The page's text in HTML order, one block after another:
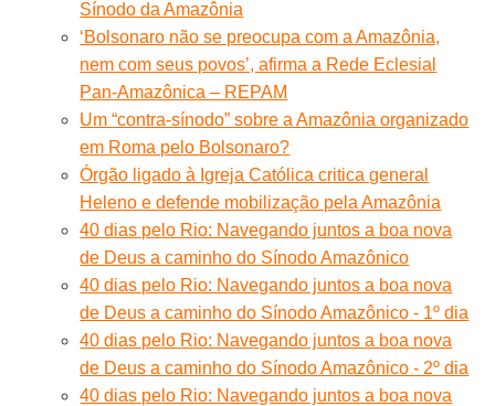
Sínodo da Amazônia
‘Bolsonaro não se preocupa com a Amazônia,
nem com seus povos’, afirma a Rede Eclesial
Pan-Amazônica – REPAM
Um “contra-sínodo” sobre a Amazônia organizado
em Roma pelo Bolsonaro?
Órgão ligado à Igreja Católica critica general
Heleno e defende mobilização pela Amazônia
40 dias pelo Rio: Navegando juntos a boa nova
de Deus a caminho do Sínodo Amazônico
40 dias pelo Rio: Navegando juntos a boa nova
de Deus a caminho do Sínodo Amazônico - 1º dia
40 dias pelo Rio: Navegando juntos a boa nova
de Deus a caminho do Sínodo Amazônico - 2º dia
40 dias pelo Rio: Navegando juntos a boa nova